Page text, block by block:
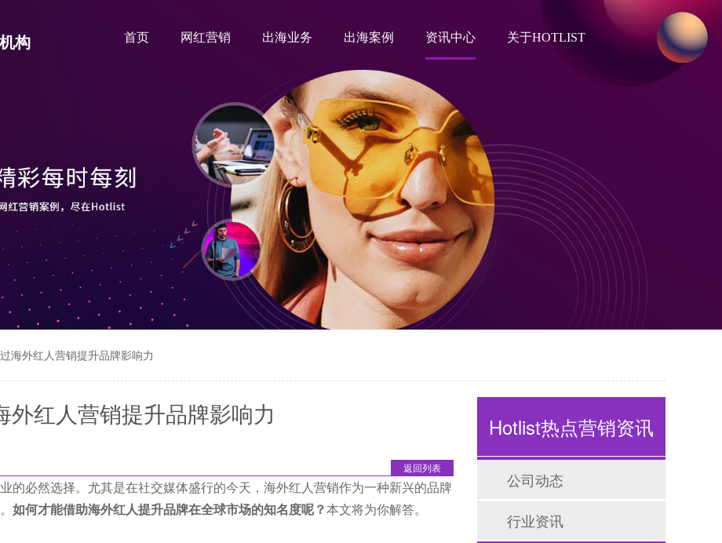
构 首页 网红营销 出海业务 出海案例 资讯中心 关于HOTLIST
海外红人营销提升品牌影响力
外红人营销提升品牌影响力
返回列表
的必然选择。尤其是在社交媒体盛行的今天，海外红人营销作为一种新兴的品牌
如何才能借助海外红人提升品牌在全球市场的知名度呢？本文将为你解答。
Hotlist热点营销资讯
公司动态
行业资讯